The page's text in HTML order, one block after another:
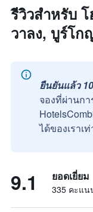
รีวิวสำหรับ
วาลง, บูร์โก
ยืนยันแล้ว
จองที่ผ่านก
ได้ของเราเ
9.1 ยอดเยี่ยม
335 คะแน